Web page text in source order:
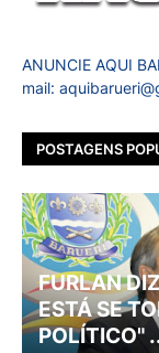
ANUNCIE AQUI
mail:
POSTAGENS
FURLAN
ESTÁ SE
POLÍTICO"